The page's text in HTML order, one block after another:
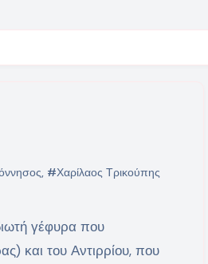
, #Χαρίλαος Τρικούπης
γέφυρα που
και του Αντιρρίου, που